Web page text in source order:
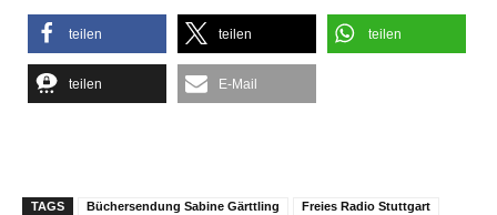
teilen teilen teilen
teilen E-Mail
TAGS Büchersendung Sabine Gärttling Freies Radio Stuttgart